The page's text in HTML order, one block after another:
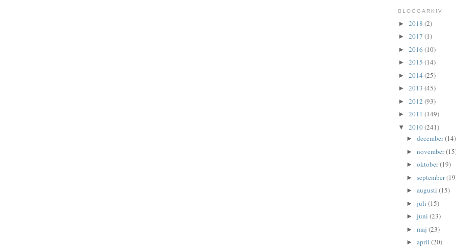
BLOGGARKIV
► 2018 (2)
► 2017 (1)
► 2016 (10)
► 2015 (14)
► 2014 (25)
► 2013 (45)
► 2012 (93)
► 2011 (149)
▼ 2010(241)
► december(14)
► november
► oktober(19)
► september
► augusti (15)
► juli (15)
► juni (23)
► maj (23)
► april (20)